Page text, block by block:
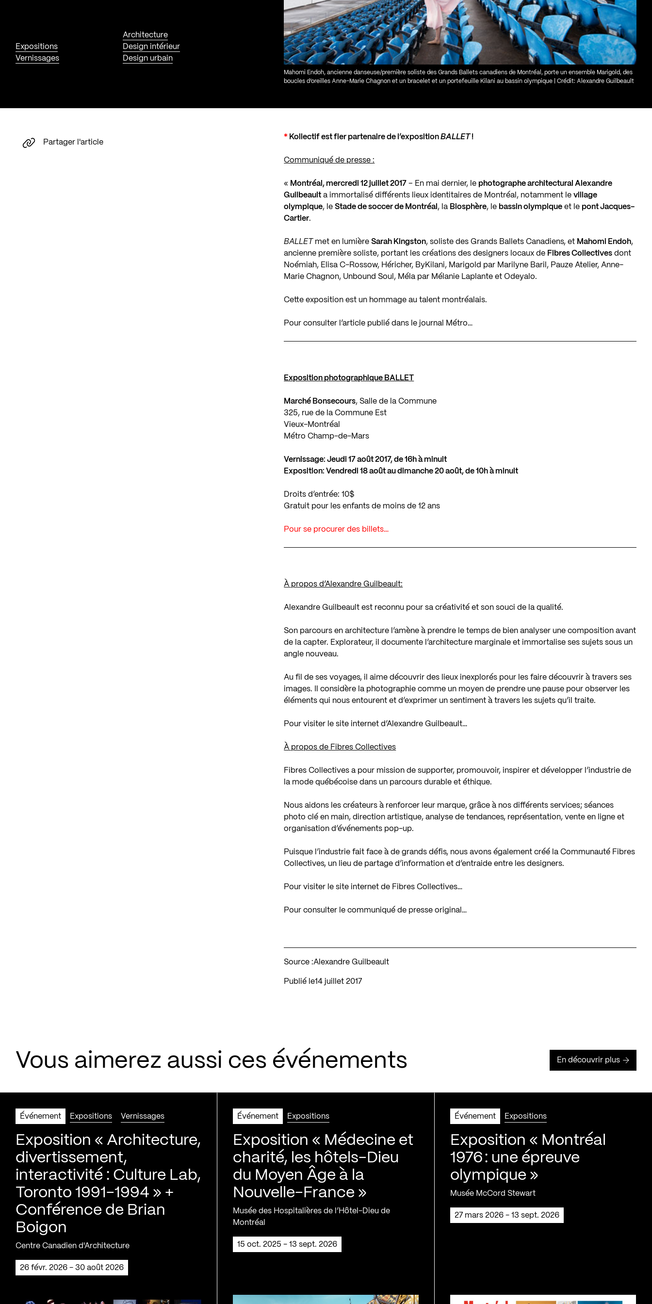
Expositions
Vernissages
Architecture
Design intérieur
Design urbain
Mahomi Endoh, ancienne danseuse/première soliste des Grands Ballets canadiens de Montréal, porte un ensemble Marigold, des
boucles d’oreilles Anne-Marie Chagnon et un bracelet et un portefeuille Kilani au bassin olympique | Crédit: Alexandre Guilbeault
* Kollectif est fier partenaire de l’expositionBALLET !
Communiqué de presse :
« Montréal, mercredi 12 juillet 2017 – En mai dernier, le photographe architectural Alexandre
Guilbeault a immortalisé différents lieux identitaires de Montréal, notamment levillage
olympique, leStade de soccer de Montréal , la Biosphère, le bassin olympique et le pont Jacques-
Cartier.
BALLETmet en lumièreSarah Kingston, soliste desGrands Ballets Canadiens, et Mahomi Endoh,
ancienne première soliste, portant les créations des designers locaux de Fibres Collectives dont
Noémiah, Elisa C-Rossow, Héricher, ByKilani, Marigold par Marilyne Baril , Pauze Atelier, Anne-
Marie Chagnon, Unbound Soul , Méla par Mélanie Laplante etOdeyalo.
Cette exposition est un hommage au talent montréalais.
Pour consulter l’article publié dans le journal Métro…
Exposition photographique BALLET
Marché Bonsecours, Salle de la Commune
325, rue de la Commune Est
Vieux-Montréal
Métro Champ-de-Mars
Vernissage: Jeudi 17 août 2017, de 16h à minuit
Exposition: Vendredi 18 août au dimanche 20 août, de 10h à minuit
Droits d’entrée: 10$
Gratuit pour les enfants de moins de 12 ans
Pour se procurer des billets…
À propos d’Alexandre Guilbeault:
Alexandre Guilbeault est reconnu pour sa créativité et son souci de la qualité.
Son parcours en architecture l’amène à prendre le temps de bien analyser une composition avant
de la capter. Explorateur, il documente l’architecture marginale et immortalise ses sujets sous un
angle nouveau.
Au fil de ses voyages, il aime découvrir des lieux inexplorés pour les faire découvrir à travers ses
images. Il considère la photographie comme un moyen de prendre une pause pour observer les
éléments qui nous entourent et d’exprimer un sentiment à travers les sujets qu’il traite.
Pour visiter le site internet d’Alexandre Guilbeault…
À propos de Fibres Collectives
Fibres Collectives a pour mission de supporter, promouvoir, inspirer et développer l’industrie de
la mode québécoise dans un parcours durable et éthique.
Nous aidons les créateurs à renforcer leur marque, grâce à nos différents services; séances
photo clé en main, direction artistique, analyse de tendances, représentation, vente en ligne et
organisation d’événements pop-up.
Puisque l’industrie fait face à de grands défis, nous avons également créé la Communauté Fibres
Collectives, un lieu de partage d’information et d’entraide entre les designers.
Pour visiter le site internet de Fibres Collectives…
Pour consulter le communiqué de presse original…
Source :Alexandre Guilbeault
Publié le 14 juillet 2017
Partager l'article
Vous aimerez aussi ces événements En découvrir plus
Événement Expositions Vernissages
Exposition « Architecture,
divertissement,
interactivité : Culture Lab,
Toronto 1991-1994 » +
Conférence de Brian
Boigon
Centre Canadien d'Architecture
26 févr. 2026 - 30 août 2026
Événement Expositions
Exposition « Médecine et
charité, les hôtels-Dieu
du Moyen Âge à la
Nouvelle-France »
Musée des Hospitalières de l’Hôtel-Dieu de
Montréal
15 oct. 2025 - 13 sept. 2026
Événement Expositions
Exposition « Montréal
1976 : une épreuve
olympique »
Musée McCord Stewart
27 mars 2026 - 13 sept. 2026